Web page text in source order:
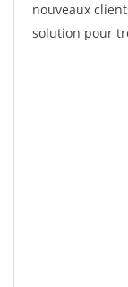
nouveaux
solution pour